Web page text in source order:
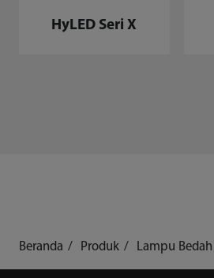
HyLED Seri X
Beranda Produk Lampu Bedah